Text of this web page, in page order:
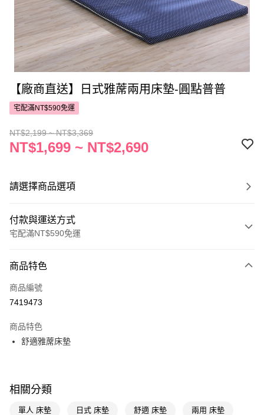
【廠商直送】日式雅蓆兩用床墊-圓點普普
宅配滿NT$590免運
NT$2,199 ~ NT$3,369
NT$1,699 ~ NT$2,690
請選擇商品選項
付款與運送方式
宅配滿NT$590免運
POYA支付
信用卡一次付款
Apple Pay
悠遊付
商品特色
商品編號
7419473
商品特色
舒適雅蓆床墊
相關分類
單人 床墊 日式 床墊 舒適 床墊 兩用 床墊